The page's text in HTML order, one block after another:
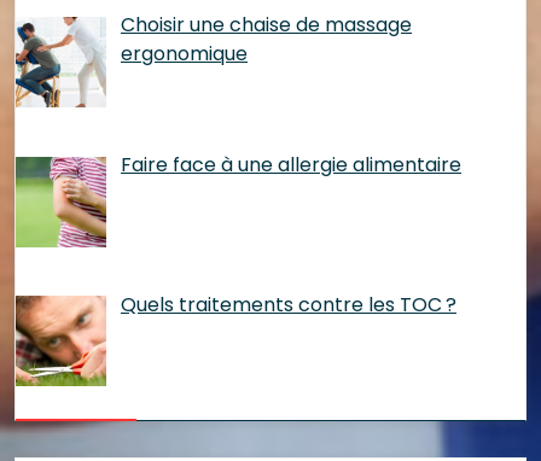
Choisir une chaise de massage
ergonomique
Faire face à une allergie alimentaire
Quels traitements contre les TOC ?